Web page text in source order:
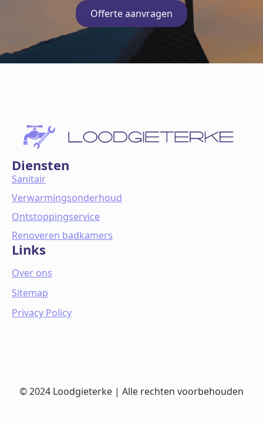
Offerte aanvragen
Diensten
Sanitair
Verwarmingsonderhoud
Ontstoppingservice
Renoveren badkamers
Links
Over ons
Sitemap
Privacy Policy
© 2024 Loodgieterke | Alle rechten voorbehouden